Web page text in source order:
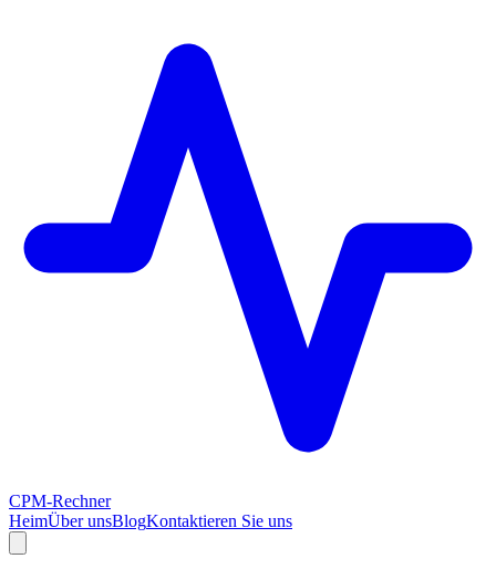
CPM-Rechner
HeimÜber unsBlogKontaktieren Sie uns